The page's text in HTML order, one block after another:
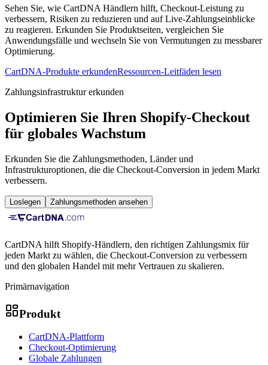
Sehen Sie, wie CartDNA Händlern hilft, Checkout-Leistung zu
verbessern, Risiken zu reduzieren und auf Live-Zahlungseinblicke
zu reagieren. Erkunden Sie Produktseiten, vergleichen Sie
Anwendungsfälle und wechseln Sie von Vermutungen zu messbarer
Optimierung.
CartDNA-Produkte erkundenRessourcen-Leitfäden lesen
Zahlungsinfrastruktur erkunden
Optimieren Sie Ihren Shopify-Checkout
für globales Wachstum
Erkunden Sie die Zahlungsmethoden, Länder und
Infrastrukturoptionen, die die Checkout-Conversion in jedem Markt
verbessern.
Loslegen Zahlungsmethoden ansehen
CartDNA hilft Shopify-Händlern, den richtigen Zahlungsmix für
jeden Markt zu wählen, die Checkout-Conversion zu verbessern
und den globalen Handel mit mehr Vertrauen zu skalieren.
Primärnavigation
Produkt
CartDNA-Plattform
Checkout-Optimierung
Globale Zahlungen